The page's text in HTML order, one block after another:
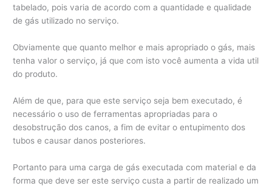
tabelado, pois varia de acordo com a quantidade e qualidade
de gás utilizado no serviço.
Obviamente que quanto melhor e mais apropriado o gás, mais
tenha valor o serviço, já que com isto você aumenta a vida util
do produto.
Além de que, para que este serviço seja bem executado, é
necessário o uso de ferramentas apropriadas para o
desobstrução dos canos, a fim de evitar o entupimento dos
tubos e causar danos posteriores.
Portanto para uma carga de gás executada com material e da
forma que deve ser este serviço custa a partir de realizado um